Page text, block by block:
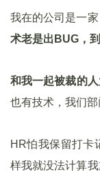
我在的公司是一
术老是出BUG，
和我一起被裁的
也有技术，我们部
HR怕我保留打卡
样我就没法计算